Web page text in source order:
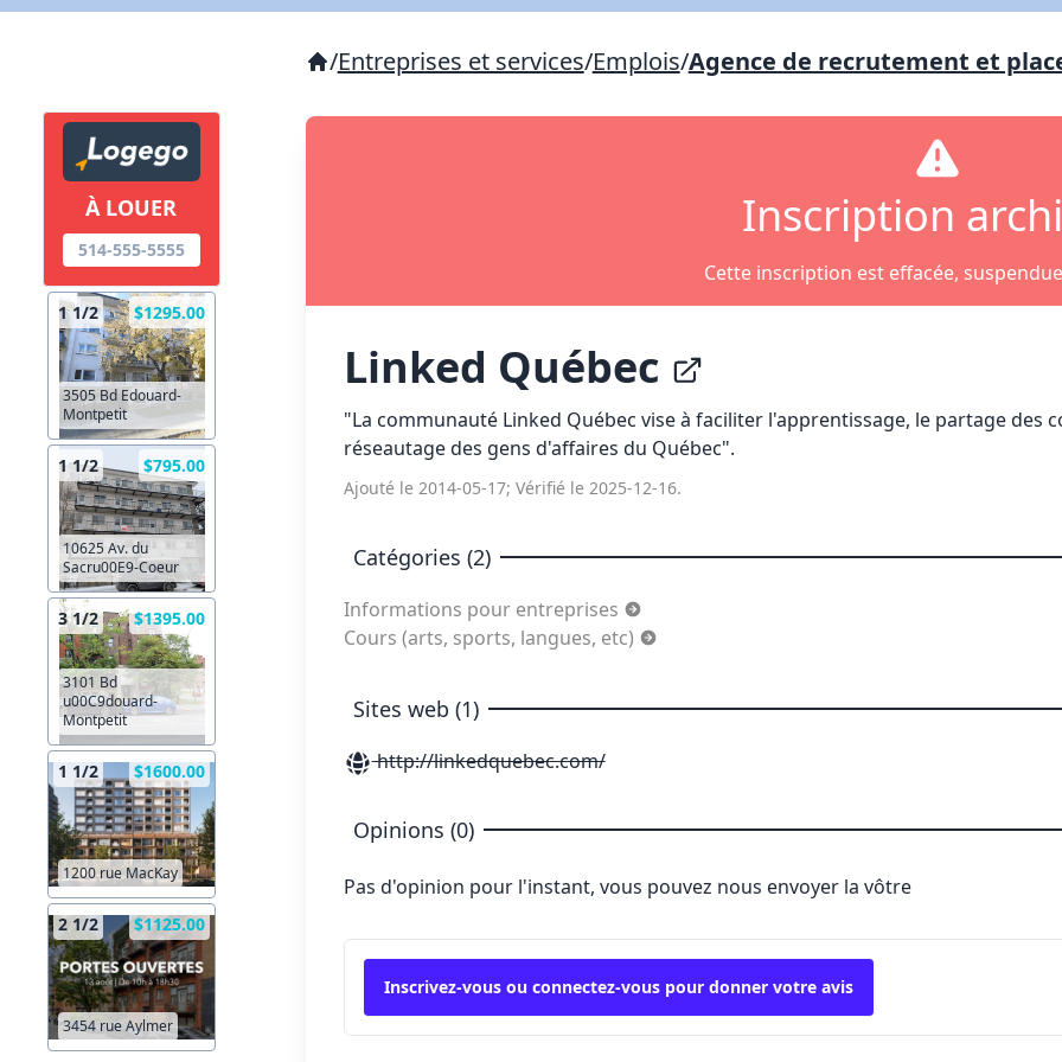
À LOUER
514-555-5555
1 1/2 $1295.00
3505 Bd Edouard-
Montpetit
1 1/2 $795.00
10625 Av. du
Sacru00E9-Coeur
3 1/2 $1395.00
3101 Bd
u00C9douard-
Montpetit
1 1/2 $1600.00
1200 rue MacKay
2 1/2 $1125.00
3454 rue Aylmer
/Entreprises et services/Emplois/Agence de recrutement et
Inscription
Cette inscription est effacée,
Linked Québec
"La communauté Linked Québec vise à faciliter l'apprentissage, le partage des
réseautage des gens d'affaires du Québec".
Ajouté le 2014-05-17; Vérifié le 2025-12-16.
Catégories (2)
Informations pour entreprises
Cours (arts, sports, langues, etc)
Sites web (1)
http://linkedquebec.com/
Opinions (0)
Pas d'opinion pour l'instant, vous pouvez nous envoyer la vôtre
Inscrivez-vous ou connectez-vous pour donner votre avis
X Fermer Envoyez
Copier lien
X Fermer